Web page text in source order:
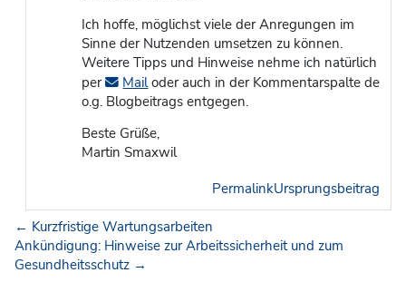
Ich hoffe, möglichst viele der Anregungen im
Sinne der Nutzenden umsetzen zu können.
Weitere Tipps und Hinweise nehme ich natürlich
per
Mailoder auch in der Kommentarspalte de
o.g. Blogbeitrags entgegen.
Beste Grüße,
Martin Smaxwil
PermalinkUrsprungsbeitrag
← Kurzfristige Wartungsarbeiten
Ankündigung: Hinweise zur Arbeitssicherheit und zum
Gesundheitsschutz →